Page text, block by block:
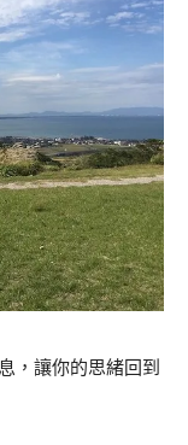
，讓你的思緒回到